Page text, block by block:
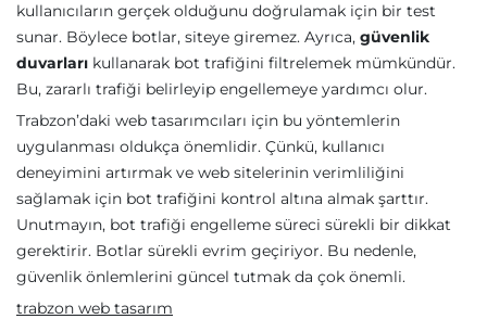
kullanıcıların gerçek olduğunu doğrulamak için bir test
sunar. Böylece botlar, siteye giremez. Ayrıca, güvenlik
duvarları kullanarak bot trafiğini filtrelemek mümkündür.
Bu, zararlı trafiği belirleyip engellemeye yardımcı olur.
Trabzon’daki web tasarımcıları için bu yöntemlerin
uygulanması oldukça önemlidir. Çünkü, kullanıcı
deneyimini artırmak ve web sitelerinin verimliliğini
sağlamak için bot trafiğini kontrol altına almak şarttır.
Unutmayın, bot trafiği engelleme süreci sürekli bir dikkat
gerektirir. Botlar sürekli evrim geçiriyor. Bu nedenle,
güvenlik önlemlerini güncel tutmak da çok önemli.
trabzon web tasarım